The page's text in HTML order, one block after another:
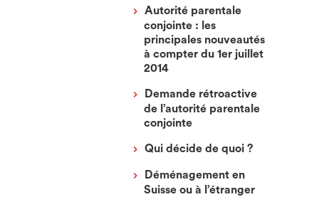
Autorité parentale
conjointe : les
principales nouveautés
à compter du 1er juillet
2014
Demande rétroactive
de l’autorité parentale
conjointe
Qui décide de quoi ?
Déménagement en
Suisse ou à l’étranger